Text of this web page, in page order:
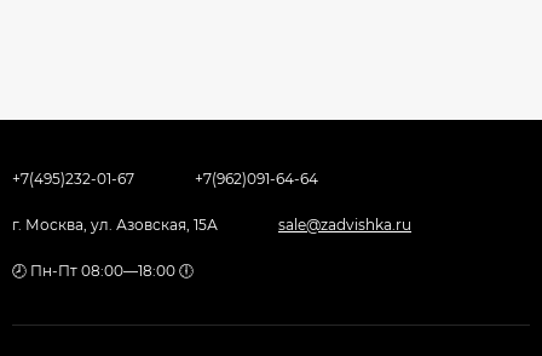
+7(495)232-01-67 +7(962)091-64-64
г. Москва, ул. Азовская, 15А sale@zadvishka.ru
🕗 Пн-Пт 08:00—18:00 🕕